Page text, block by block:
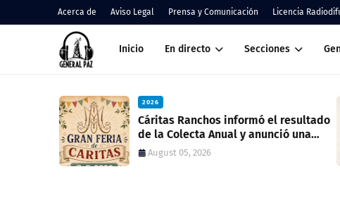
Acerca de Aviso Legal Prensa y Comunicación Licencia
Inicio En directo Secciones
2026
Cáritas Ranchos informó el resultado
de la Colecta Anual y anunció una
nueva feria solidaria
August 05, 2026